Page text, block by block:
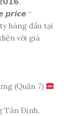
𝙥𝙧𝙞𝙘𝙚 “
hàng đầu tại
với giá
(Quận 7)
Tân Định,